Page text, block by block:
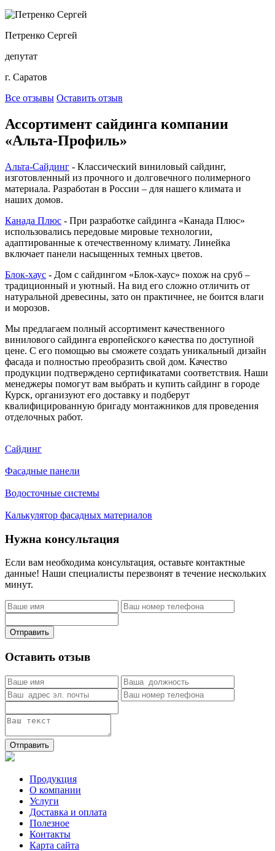
Петренко Сергей
депутат
г. Саратов
Все отзывы Оставить отзыв
Ассортимент сайдинга компании
«Альта-Профиль»
Альта-Сайдинг - Классический виниловый сайдинг,
изготовленный из прочного и долговечного полимерного
материала. Разработан в России – для нашего климата и
наших домов.
Канада Плюс - При разработке сайдинга «Канада Плюс»
использовались передовые мировые технологии,
адаптированные к отечественному климату. Линейка
включает панели насыщенных темных цветов.
Блок-хаус - Дом с сайдингом «Блок-хаус» похож на сруб –
традиционный и уютный. На вид его сложно отличить от
натуральной древесины, зато он практичнее, не боится влаги
и морозов.
Мы предлагаем полный ассортимент качественного
винилового сайдинга европейского качества по доступной
цене. С его помощью вы сможете создать уникальный дизайн
фасада и полностью преобразить свой дом. Качество
продукции подтверждено сертификатами соответствия. Наши
менеджеры помогут вам выбрать и купить сайдинг в городе
Курск, организуют его доставку и подберут
квалифицированную бригаду монтажников для проведения
отделочных работ.
Сайдинг
Фасадные панели
Водосточные системы
Калькулятор фасадных материалов
Нужна консультация
Если вам необходима консультация, оставьте контактные
данные! Наши специалисты перезвонят в течение нескольких
минут.
Отправить
Оставить отзыв
Отправить
Продукция
О компании
Услуги
Доставка и оплата
Полезное
Контакты
Карта сайта